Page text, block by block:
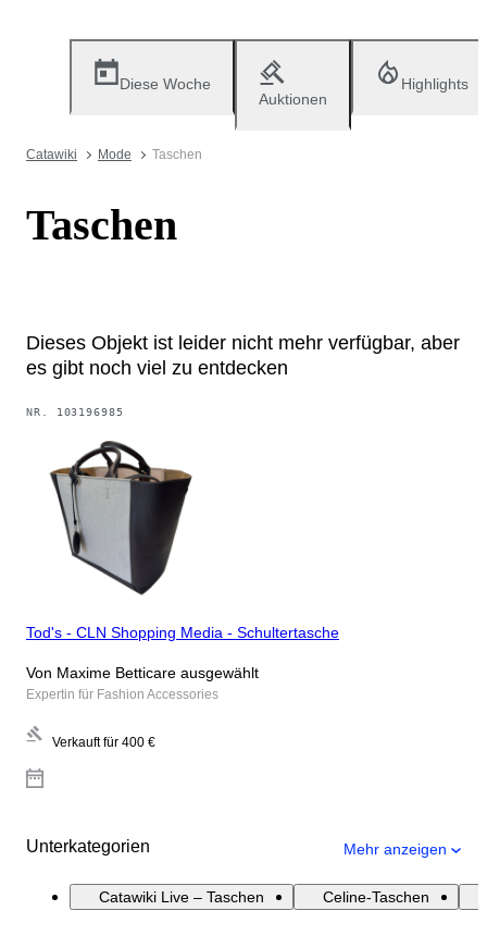
Diese Woche
Auktionen
Highlights
Catawiki Mode Taschen
Taschen
Dieses Objekt ist leider nicht mehr verfügbar, aber
es gibt noch viel zu entdecken
NR. 103196985
Tod's - CLN Shopping Media - Schultertasche
Von Maxime Betticare ausgewählt
Expertin für Fashion Accessories
Verkauft für 400 €
Unterkategorien Mehr anzeigen
Catawiki Live – Taschen Celine-Taschen